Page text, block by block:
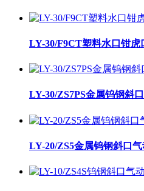
LY-30/F9CT塑料水口钳虎
LY-30/ZS7PS金属钨钢斜
LY-20/ZS5金属钨钢斜口